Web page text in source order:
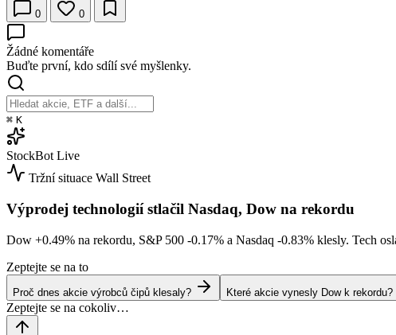
0 0
Žádné komentáře
Buďte první, kdo sdílí své myšlenky.
⌘ K
StockBot Live
Tržní situace Wall Street
Výprodej technologií stlačil Nasdaq, Dow na rekordu
Dow +0.49% na rekordu, S&P 500 -0.17% a Nasdaq -0.83% klesly. Tech
Zeptejte se na to
Proč dnes akcie výrobců čipů klesaly? Které akcie vynesly Dow k rekordu?